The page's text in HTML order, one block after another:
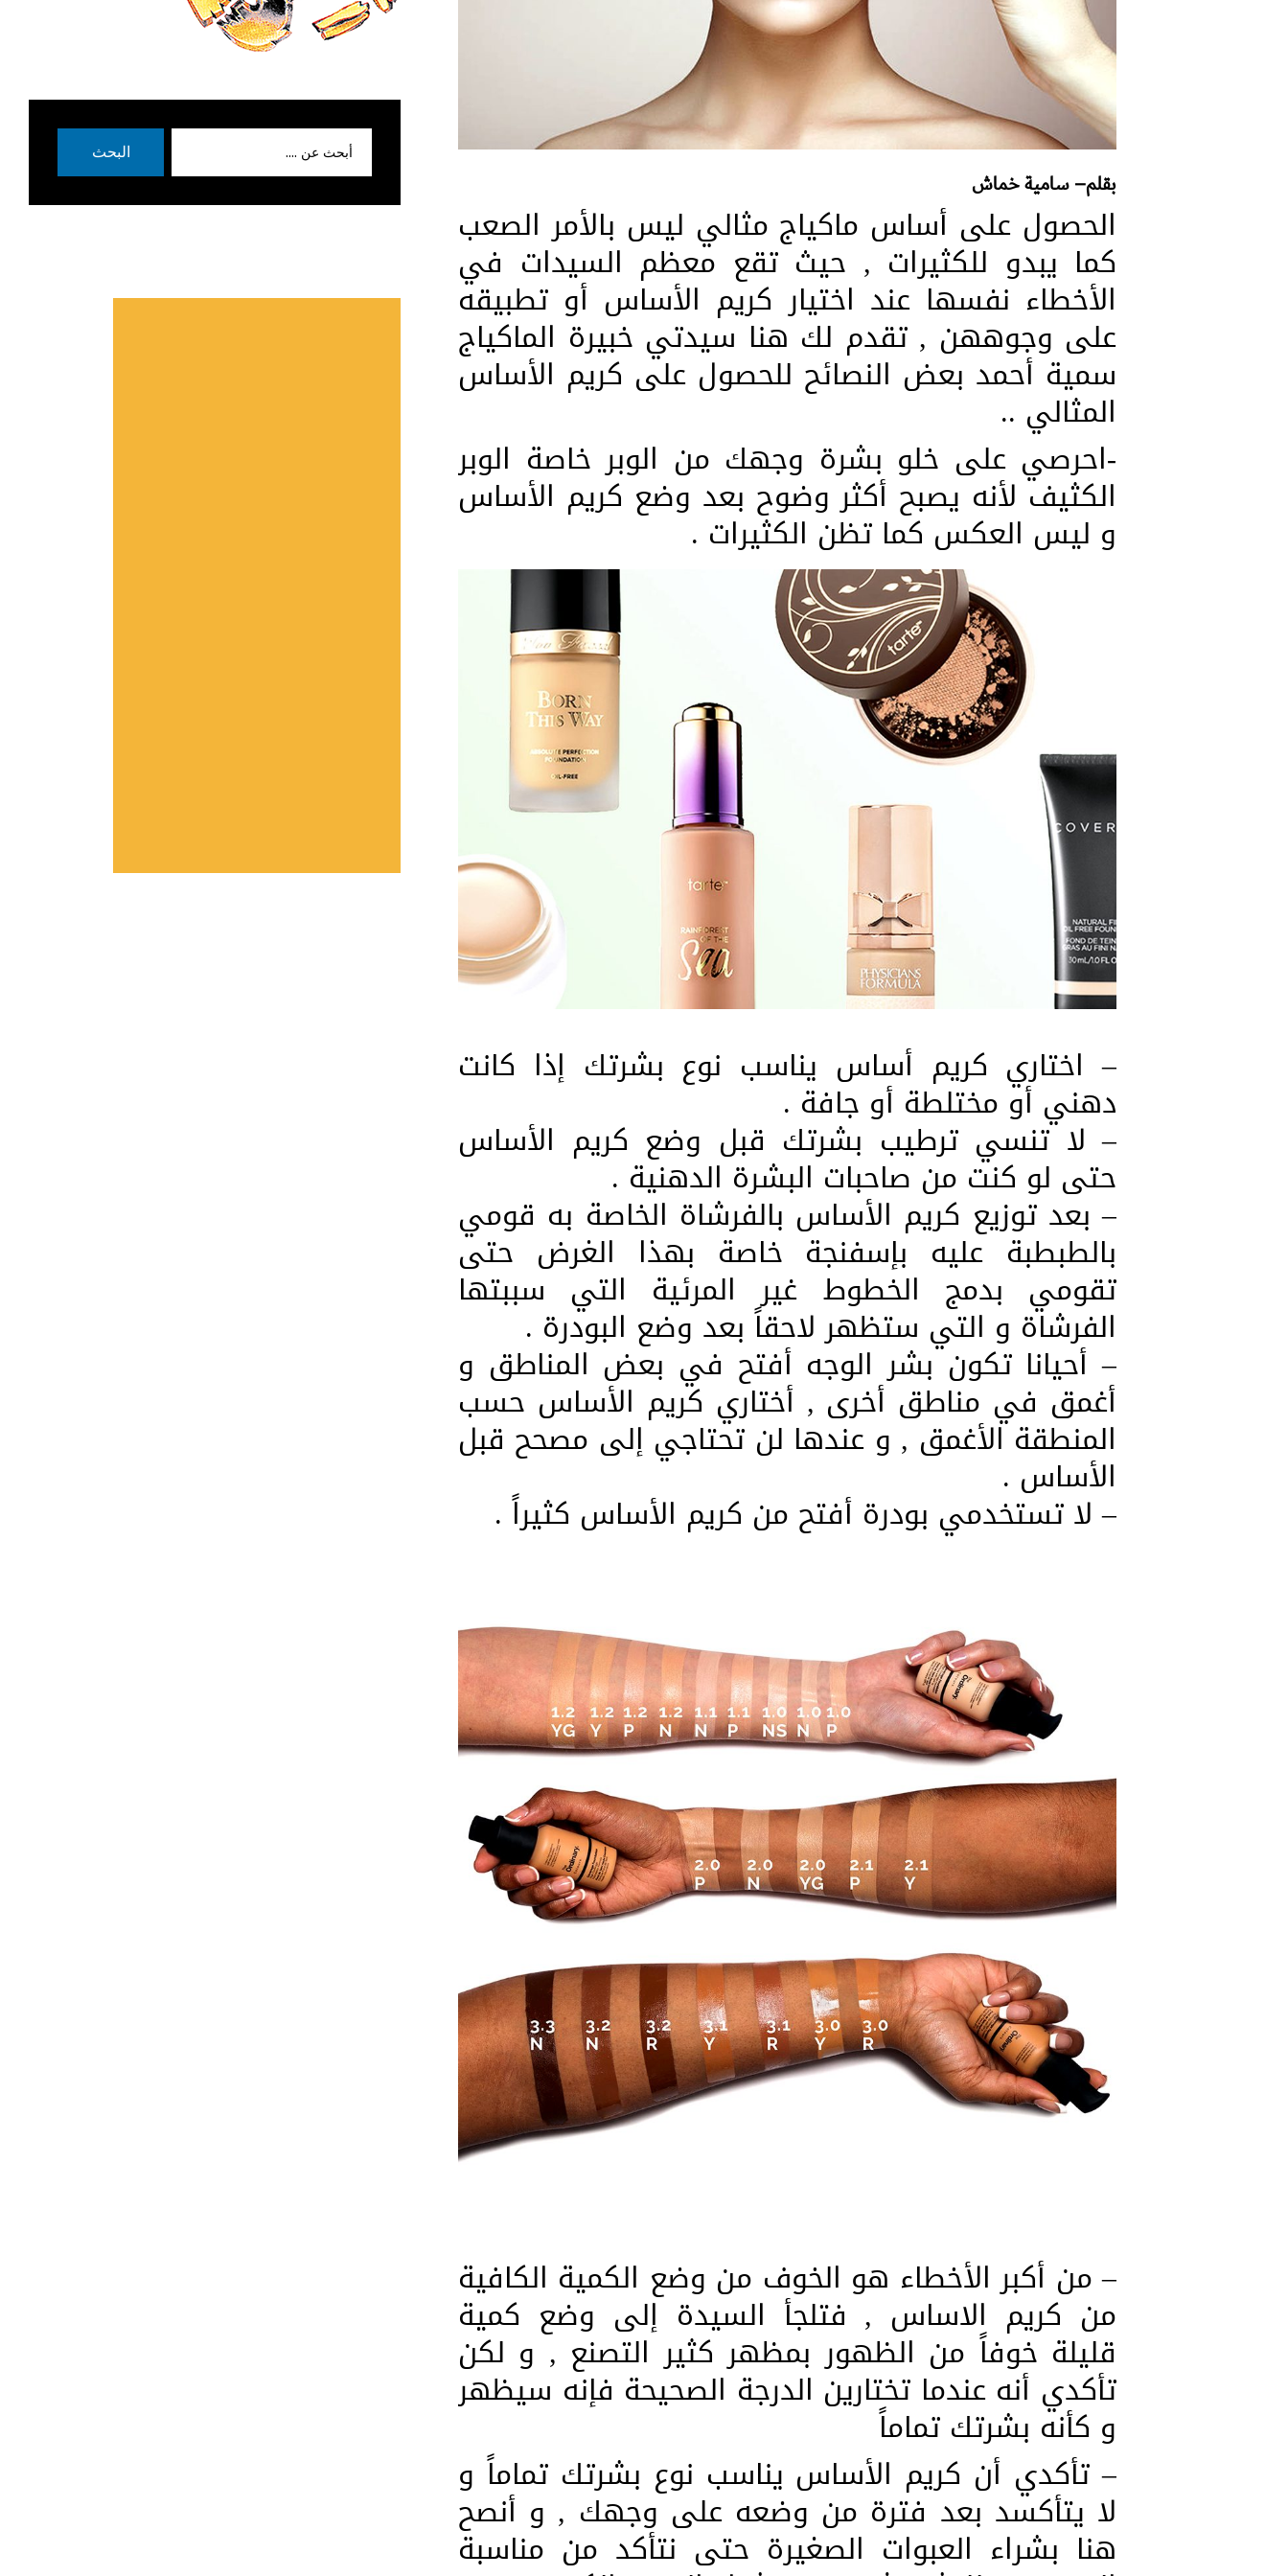
بقلم– سامية خماش
الحصول على أساس ماكياج مثالي ليس بالأمر الصعب
كما يبدو للكثيرات , حيث تقع معظم السيدات في
الأخطاء نفسها عند اختيار كريم الأساس أو تطبيقه
على وجوههن , تقدم لك هنا سيدتي خبيرة الماكياج
سمية أحمد بعض النصائح للحصول على كريم الأساس
المثالي ..
-احرصي على خلو بشرة وجهك من الوبر خاصة الوبر
الكثيف لأنه يصبح أكثر وضوح بعد وضع كريم الأساس
و ليس العكس كما تظن الكثيرات .
– اختاري كريم أساس يناسب نوع بشرتك إذا كانت
دهني أو مختلطة أو جافة .
– لا تنسي ترطيب بشرتك قبل وضع كريم الأساس
حتى لو كنت من صاحبات البشرة الدهنية .
– بعد توزيع كريم الأساس بالفرشاة الخاصة به قومي
بالطبطبة عليه بإسفنجة خاصة بهذا الغرض حتى
تقومي بدمج الخطوط غير المرئية التي سببتها
الفرشاة و التي ستظهر لاحقاً بعد وضع البودرة .
– أحيانا تكون بشر الوجه أفتح في بعض المناطق و
أغمق في مناطق أخرى , أختاري كريم الأساس حسب
المنطقة الأغمق , و عندها لن تحتاجي إلى مصحح قبل
الأساس .
– لا تستخدمي بودرة أفتح من كريم الأساس كثيراً .
– من أكبر الأخطاء هو الخوف من وضع الكمية الكافية
من كريم الاساس , فتلجأ السيدة إلى وضع كمية
قليلة خوفاً من الظهور بمظهر كثير التصنع , و لكن
تأكدي أنه عندما تختارين الدرجة الصحيحة فإنه سيظهر
و كأنه بشرتك تماماً
– تأكدي أن كريم الأساس يناسب نوع بشرتك تماماً و
لا يتأكسد بعد فترة من وضعه على وجهك , و أنصح
هنا بشراء العبوات الصغيرة حتى نتأكد من مناسبة
البحث